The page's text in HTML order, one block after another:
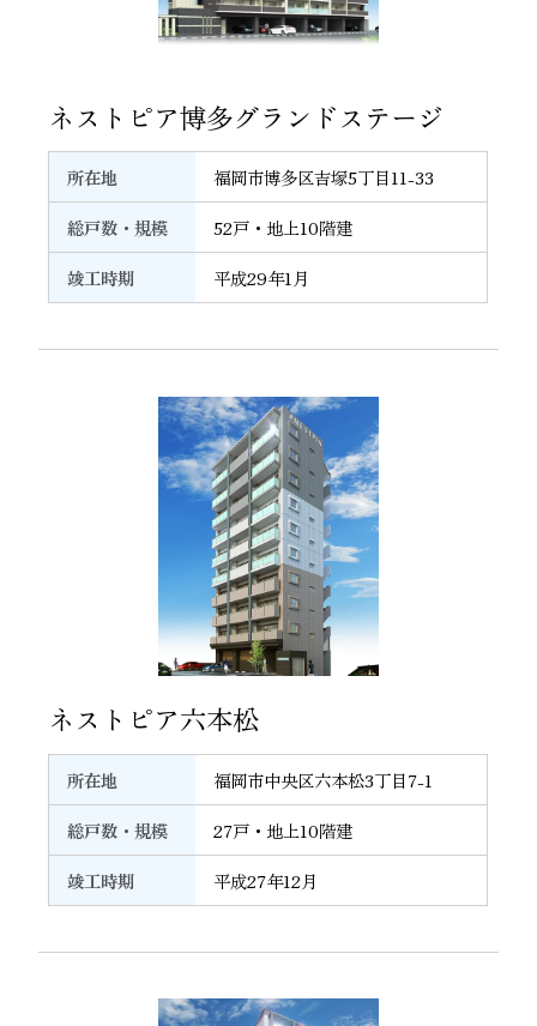
ネストピア博多グランドステージ
20
所在地
福岡市博多区吉塚5丁目11-33
総戸数・規模
52戸・地上10階建
竣工時期
平成29年1月
ネストピア六本松 19
所在地
福岡市中央区六本松3丁目7-1
総戸数・規模
27戸・地上10階建
竣工時期
平成27年12月